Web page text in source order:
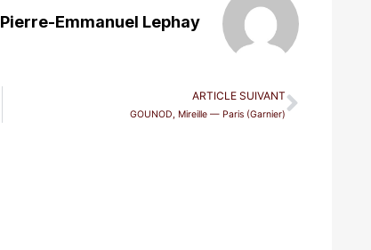
Pierre-Emmanuel Lephay
ARTICLE SUIVANT
GOUNOD, Mireille — Paris (Garnier)